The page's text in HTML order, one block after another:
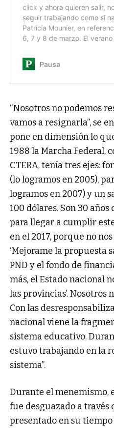
“Nosotros no podemos
vamos a resignarla”, se
pone en dimensión lo
1988 la Marcha Federal,
CTERA, tenía tres ejes:
(lo logramos en 2005),
logramos en 2007) y un
100 dólares. Son 30 años
para llegar a cumplir
en el 2017, porque no
‘Mejorame la propuesta
PND y el fondo de
más, el Estado nacional
las provincias’. Nosotros
Con las
nacional viene la
sistema educativo.
estuvo trabajando en la
sistema”.
Durante el menemismo,
fue desguazado a través
presentado en su